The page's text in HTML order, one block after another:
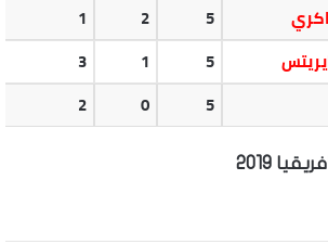
5
2
1
5
1
3
5
0
2
2019